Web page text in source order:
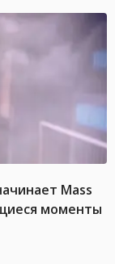
Mass
моменты